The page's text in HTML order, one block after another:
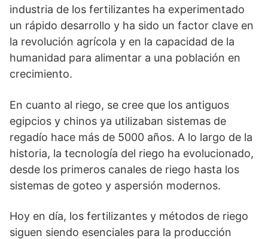
industria de los fertilizantes ha experimentado
un rápido desarrollo y ha sido un factor clave en
la revolución agrícola y en la capacidad de la
humanidad para alimentar a una población en
crecimiento.
En cuanto al riego, se cree que los antiguos
egipcios y chinos ya utilizaban sistemas de
regadío hace más de 5000 años. A lo largo de la
historia, la tecnología del riego ha evolucionado,
desde los primeros canales de riego hasta los
sistemas de goteo y aspersión modernos.
Hoy en día, los fertilizantes y métodos de riego
siguen siendo esenciales para la producción